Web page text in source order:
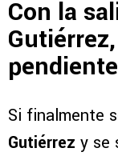
Con la
Si finalmente
Gutiérrez y se